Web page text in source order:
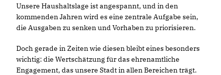
Unsere Haushaltslage ist angespannt, und in den
kommenden Jahren wird es eine zentrale Aufgabe sein,
die Ausgaben zu senken und Vorhaben zu priorisieren.
Doch gerade in Zeiten wie diesen bleibt eines besonders
wichtig: die Wertschätzung für das ehrenamtliche
Engagement, das unsere Stadt in allen Bereichen trägt.